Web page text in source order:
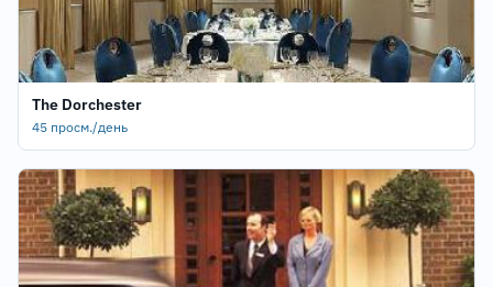
The Dorchester
45 просм./день